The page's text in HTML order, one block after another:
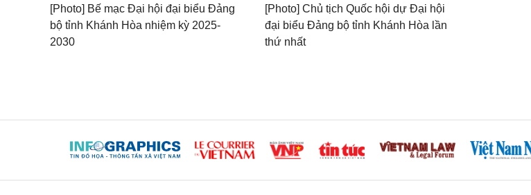
[Photo] Bế mạc Đại hội đại biểu Đảng
bộ tỉnh Khánh Hòa nhiệm kỳ 2025-
2030
[Photo] Chủ tịch Quốc hội dự Đại hội
đại biểu Đảng bộ tỉnh Khánh Hòa lần
thứ nhất